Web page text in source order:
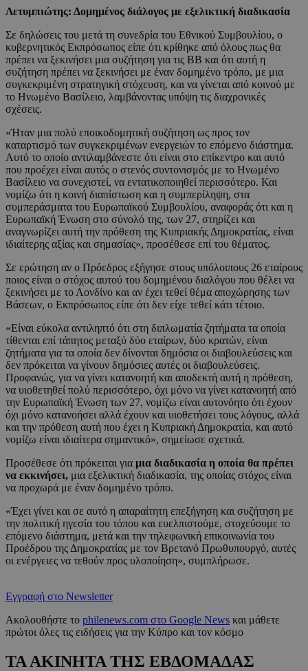
Λετυμπιώτης: Δομημένος διάλογος με εξελικτική διαδικασία
Σε δηλώσεις του μετά τη συνεδρία του Εθνικού Συμβουλίου, ο
κυβερνητικός Εκπρόσωπος είπε ότι κρίθηκε από όλους πως θα
πρέπει να ξεκινήσει μια συζήτηση για τις ΒΒ και ότι αυτή η
συζήτηση πρέπει να ξεκινήσει με έναν δομημένο τρόπο, με μια
συγκεκριμένη στρατηγική στόχευση, και να γίνεται από κοινού με
το Ηνωμένο Βασίλειο, λαμβάνοντας υπόψη τις διαχρονικές
σχέσεις.
«Ήταν μια πολύ εποικοδομητική συζήτηση ως προς τον
καταρτισμό των συγκεκριμένων ενεργειών το επόμενο διάστημα.
Αυτό το οποίο αντιλαμβάνεστε ότι είναι στο επίκεντρο και αυτό
που προέχει είναι αυτός ο στενός συντονισμός με το Ηνωμένο
Βασίλειο να συνεχιστεί, να εντατικοποιηθεί περισσότερο. Και
νομίζω ότι η κοινή διαπίστωση και η συμπερίληψη, στα
συμπεράσματα του Ευρωπαϊκού Συμβουλίου, αναφοράς ότι και η
Ευρωπαϊκή Ένωση στο σύνολό της, των 27, στηρίζει και
αναγνωρίζει αυτή την πρόθεση της Κυπριακής Δημοκρατίας, είναι
ιδιαίτερης αξίας και σημασίας», προσέθεσε επί του θέματος.
Σε ερώτηση αν ο Πρόεδρος εξήγησε στους υπόλοιπους 26 εταίρους
ποιος είναι ο στόχος αυτού του δομημένου διαλόγου που θέλει να
ξεκινήσει με το Λονδίνο και αν έχει τεθεί θέμα αποχώρησης των
Βάσεων, ο Εκπρόσωπος είπε ότι δεν είχε τεθεί κάτι τέτοιο.
«Είναι εύκολα αντιληπτό ότι στη διπλωματία ζητήματα τα οποία
τίθενται επί τάπητος μεταξύ δύο εταίρων, δύο κρατών, είναι
ζητήματα για τα οποία δεν δίνονται δημόσια οι διαβουλεύσεις και
δεν πρόκειται να γίνουν δημόσιες αυτές οι διαβουλεύσεις.
Προφανώς, για να γίνει κατανοητή και αποδεκτή αυτή η πρόθεση,
να υιοθετηθεί πολύ περισσότερο, όχι μόνο να γίνει κατανοητή από
την Ευρωπαϊκή Ένωση των 27, νομίζω είναι αυτονόητο ότι έχουν
όχι μόνο κατανοήσει αλλά έχουν και υιοθετήσει τους λόγους, αλλά
και την πρόθεση αυτή που έχει η Κυπριακή Δημοκρατία, και αυτό
νομίζω είναι ιδιαίτερα σημαντικό», σημείωσε σχετικά.
Προσέθεσε ότι πρόκειται για μια διαδικασία η οποία θα πρέπει
να εκκινήσει, μια εξελικτική διαδικασία, της οποίας στόχος είναι
να προχωρά με έναν δομημένο τρόπο.
«Έχει γίνει και σε αυτό η απαραίτητη επεξήγηση και συζήτηση με
την πολιτική ηγεσία του τόπου και ευελπιστούμε, στοχεύουμε το
επόμενο διάστημα, μετά και την τηλεφωνική επικοινωνία του
Προέδρου της Δημοκρατίας με τον Βρετανό Πρωθυπουργό, αυτές
οι ενέργειες να τεθούν προς υλοποίηση», συμπλήρωσε.
Εγγραφή στο Newsletter
Ακολουθήστε το philenews.com στο Google News και μάθετε
πρώτοι όλες τις ειδήσεις για την Κύπρο και τον κόσμο
ΤΑ ΑΚΙΝΗΤΑ ΤΗΣ ΕΒΔΟΜΑΔΑΣ